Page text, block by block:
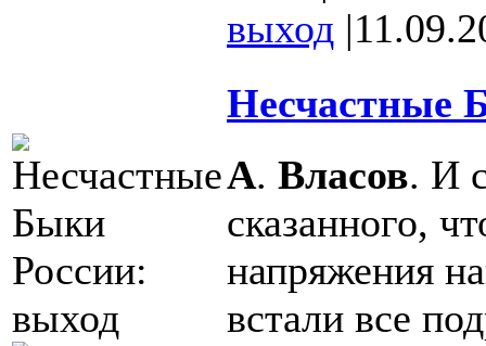
выход |
Несчастные
А. Власов. И
сказанного,
напряжения
встали все